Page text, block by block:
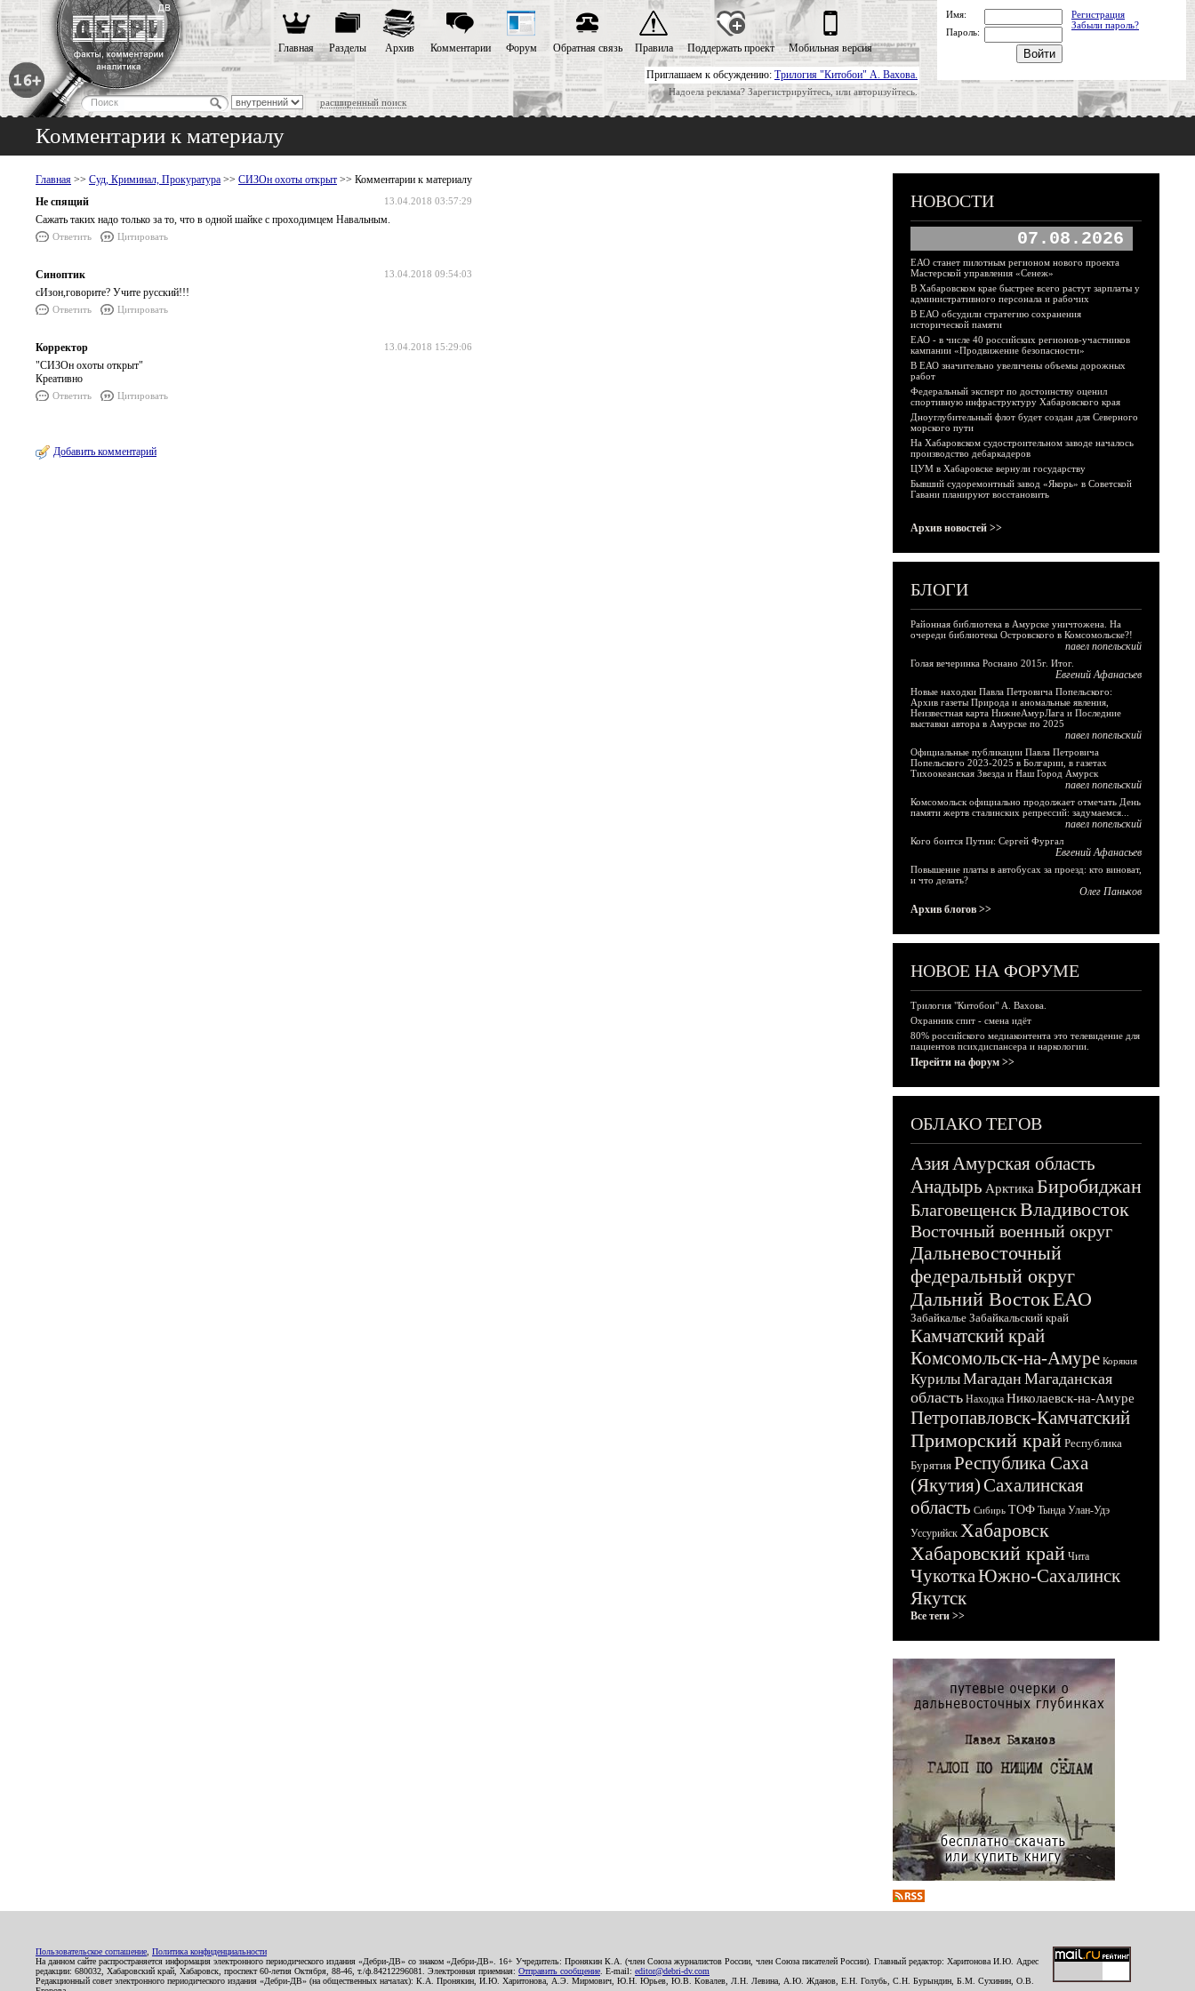
Приглашаем к обсуждению: Трилогия "Китобои" А. Вахова.
Надоела реклама? Зарегистрируйтесь, или авторизуйтесь.
расширенный поиск
Главная Разделы Архив Комментарии Форум Обратная связь Правила Поддержать проект Мобильная версия
Имя:
Регистрация
Забыли пароль?
Пароль:
Комментарии к материалу
Главная >> Суд, Криминал, Прокуратура >> СИЗОн охоты открыт >> Комментарии к материалу
13.04.2018 03:57:29
Не спящий
Сажать таких надо только за то, что в одной шайке с проходимцем Навальным.
Ответить Цитировать
13.04.2018 09:54:03
Синоптик
сИзон,говорите? Учите русский!!!
Ответить Цитировать
13.04.2018 15:29:06
Корректор
"СИЗОн охоты открыт"
Креативно
Ответить Цитировать
Добавить комментарий
НОВОСТИ
07.08.2026
ЕАО станет пилотным регионом нового проекта
Мастерской управления «Сенеж»
В Хабаровском крае быстрее всего растут зарплаты у
административного персонала и рабочих
В ЕАО обсудили стратегию сохранения
исторической памяти
ЕАО - в числе 40 российских регионов-участников
кампании «Продвижение безопасности»
В ЕАО значительно увеличены объемы дорожных
работ
Федеральный эксперт по достоинству оценил
спортивную инфраструктуру Хабаровского края
Дноуглубительный флот будет создан для Северного
морского пути
На Хабаровском судостроительном заводе началось
производство дебаркадеров
ЦУМ в Хабаровске вернули государству
Бывший судоремонтный завод «Якорь» в Советской
Гавани планируют восстановить
Архив новостей >>
БЛОГИ
Районная библиотека в Амурске уничтожена. На
очереди библиотека Островского в Комсомольске?!
павел попельский
Голая вечеринка Роснано 2015г. Итог.
Евгений Афанасьев
Новые находки Павла Петровича Попельского:
Архив газеты Природа и аномальные явления,
Неизвестная карта НижнеАмурЛага и Последние
выставки автора в Амурске по 2025
павел попельский
Официальные публикации Павла Петровича
Попельского 2023-2025 в Болгарии, в газетах
Тихоокеанская Звезда и Наш Город Амурск
павел попельский
Комсомольск официально продолжает отмечать День
памяти жертв сталинских репрессий: задумаемся...
павел попельский
Кого боится Путин: Сергей Фургал
Евгений Афанасьев
Повышение платы в автобусах за проезд: кто виноват,
и что делать?
Олег Паньков
Архив блогов >>
НОВОЕ НА ФОРУМЕ
Трилогия "Китобои" А. Вахова.
Охранник спит - смена идёт
80% российского медиаконтента это телевидение для
пациентов психдиспансера и наркологии.
Перейти на форум >>
ОБЛАКО ТЕГОВ
АзияАмурская область
Анадырь Арктика Биробиджан
БлаговещенскВладивосток
Восточный военный округ
Дальневосточный
федеральный округ
Дальний ВостокЕАО
Забайкалье Забайкальский край
Камчатский край
Комсомольск-на-Амуре Корякия
КурилыМагадан Магаданская
область Находка Николаевск-на-Амуре
Петропавловск-Камчатский
Приморский край Республика
Бурятия Республика Саха
(Якутия)Сахалинская
область Сибирь ТОФ Тында Улан-Удэ
Уссурийск Хабаровск
Хабаровский край Чита
ЧукоткаЮжно-Сахалинск
Якутск
Все теги >>
Пользовательское соглашение Политика конфиденциальности
На данном сайте распространяется информация электронного периодического издания «Дебри-ДВ» со знаком «Дебри-ДВ». 16+ Учредитель: Пронякин К.А. (член Союза журналистов России, член Союза писателей России). Главный редактор: Харитонова И.Ю. Адрес
редакции: 680032, Хабаровский край, Хабаровск, проспект 60-летия Октября, 88-46, т./ф.84212296081. Электронная приемная: Отправить сообщение . E-mail: editor@debri-dv.com
Редакционный совет электронного периодического издания «Дебри-ДВ» (на общественных началах): К.А. Пронякин, И.Ю. Харитонова, А.Э. Мирмович, Ю.Н. Юрьев, Ю.В. Ковалев, Л.Н. Левина, А.Ю. Жданов, Е.Н. Голубь, С.Н. Бурындин, Б.М. Сухинин, О.В.